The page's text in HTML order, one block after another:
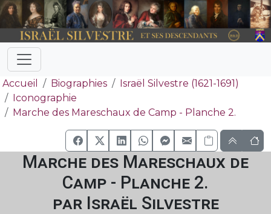
Accueil Biographies
Israël Silvestre (1621-1691)
Iconographie
Marche des Mareschaux de Camp - Planche 2.
Marche des Mareschaux de
Camp - Planche 2.
par Israël Silvestre